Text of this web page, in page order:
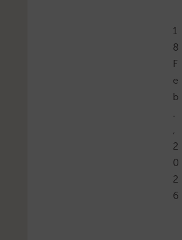
1
8
F
e
b
2
0
2
6